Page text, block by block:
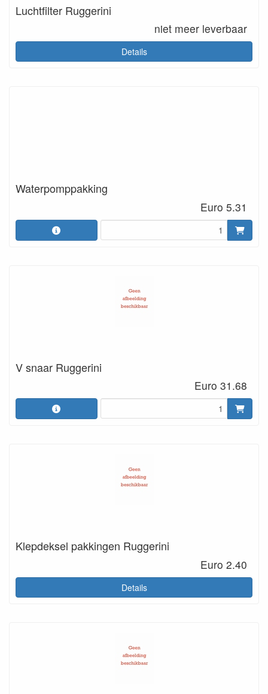
Luchtfilter Ruggerini
niet meer leverbaar
Details
Waterpomppakking
Euro 5.31
V snaar Ruggerini
Euro 31.68
Klepdeksel pakkingen Ruggerini
Euro 2.40
Details